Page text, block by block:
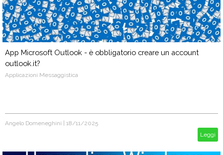
App Microsoft Outlook - è obbligatorio creare un account
outlook.it?
Applicazioni Messaggistica
Angelo Domeneghini
18/11/2025
Leggi